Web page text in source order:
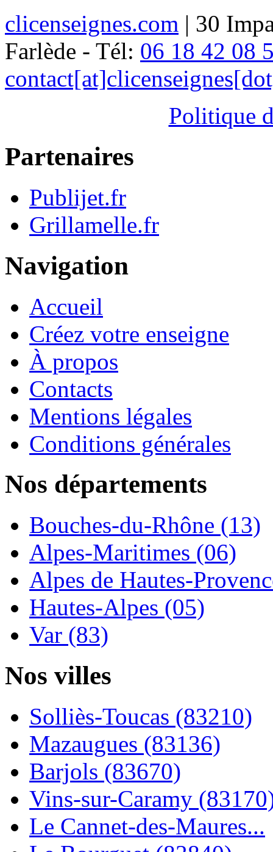
clicenseignes.com | 30
Farlède - Tél: 06 18 42 08
Politique
Partenaires
Publijet.fr
Grillamelle.fr
Navigation
Accueil
Créez votre enseigne
À propos
Contacts
Mentions légales
Conditions générales
Nos départements
Bouches-du-Rhône (13)
Alpes-Maritimes (06)
Alpes de Hautes-
Hautes-Alpes (05)
Var (83)
Nos villes
Solliès-Toucas (83210)
Mazaugues (83136)
Barjols (83670)
Vins-sur-Caramy
Le Cannet-des-Maures...